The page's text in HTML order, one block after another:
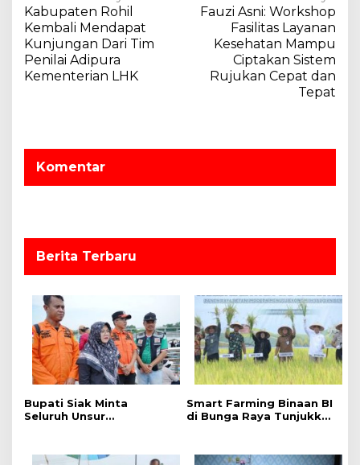
a
v
i
g
i
p
Kabupaten Rohil
Kembali Mendapat
Kunjungan Dari Tim
Penilai Adipura
Kementerian LHK
Fauzi Asni: Workshop
Fasilitas Layanan
Kesehatan Mampu
Ciptakan Sistem
Rujukan Cepat dan
Tepat
Komentar
Berita Terbaru
Bupati Siak Minta
Seluruh Unsur
Sungai Siak.
Smart Farming Binaan BI
di Bunga Raya Tunjukkan